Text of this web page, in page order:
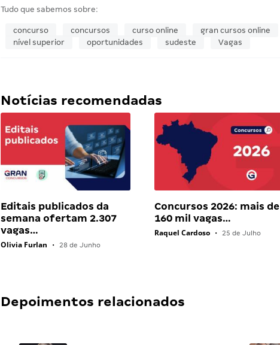
Tudo que sabemos sobre:
concurso concursos curso online gran cursos online
nível superior
oportunidades sudeste Vagas
Notícias recomendadas
Editais publicados da
semana ofertam 2.307
vagas…
Olivia Furlan • 28 de Junho
Concursos 2026: mais de
160 mil vagas…
Raquel Cardoso • 25 de Julho
Depoimentos relacionados